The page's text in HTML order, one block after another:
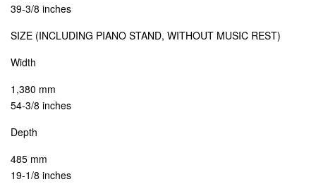
39-3/8 inches
SIZE (INCLUDING PIANO STAND, WITHOUT MUSIC REST)
Width
1,380 mm
54-3/8 inches
Depth
485 mm
19-1/8 inches